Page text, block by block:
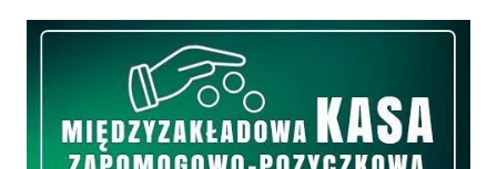
Międzyzakładowa Kasa Zapomogowo - Pożyczkowa